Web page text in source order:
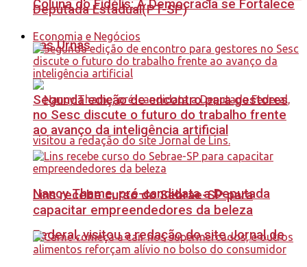
Coluna do Fidélis: A Democracia se Fortalece
nas Urnas
Nancy Thame, pré-candidata a Deputada
Federal, visitou a redação do site Jornal de
Deputada Estadual(PT-SP)
Economia e Negócios
Segunda edição de encontro para gestores
no Sesc discute o futuro do trabalho frente
ao avanço da inteligência artificial
Lins recebe curso do Sebrae-SP para
capacitar empreendedores da beleza